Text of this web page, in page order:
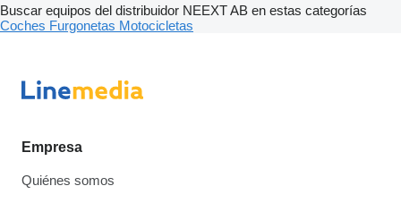
Buscar equipos del distribuidor NEEXT AB en estas categorías
Coches Furgonetas Motocicletas
Empresa
Quiénes somos